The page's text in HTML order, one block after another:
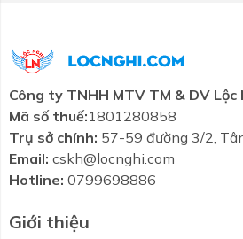
U0283 treo tường:
Công ty TNHH MTV TM & DV Lộc
Mã số thuế:1801280858
Trụ sở chính: 57-59 đường 3/2,
Email: cskh@locnghi.com
Hotline: 0799698886
Giới thiệu